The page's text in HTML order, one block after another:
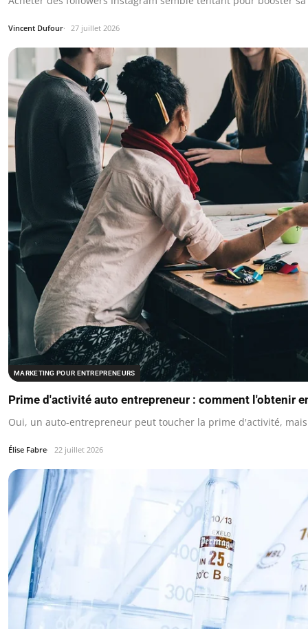
Vincent Dufour 27 juillet 2026
MARKETING POUR ENTREPRENEURS
Prime d'activité auto entrepreneur : comment l'obtenir
Oui, un auto-entrepreneur peut toucher la prime d'activité,
Élise Fabre 22 juillet 2026